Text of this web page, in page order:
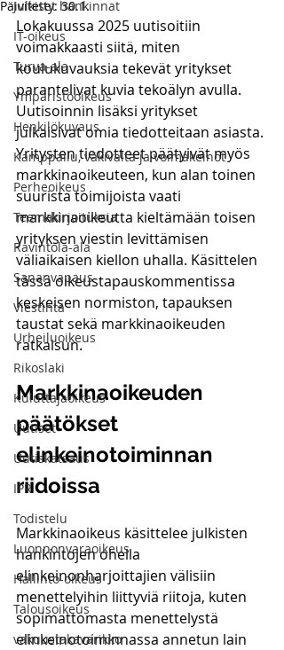
Julkiset hankinnat
IT-oikeus
Turva-ala
Ympäristöoikeus
Henkilökuvaus
Kamppailu, väkivalta ja voimakeinot
Perheoikeus
Teemakirjoituksia
Ravintola-ala
Sananvapaus
Viestintä
Urheiluoikeus
Rikoslaki
Kuluttajaoikeus
Uutiset
Uutiskatsaus
IPR
Todistelu
Luonnonvaraoikeus
Hallinto-oikeus
Talousoikeus
vakuustakavarikko
Päivitetty:30.1.
Lokakuussa 2025 uutisoitiin
voimakkaasti siitä, miten
koulukuvauksia tekevät yritykset
parantelivat kuvia tekoälyn avulla.
Uutisoinnin lisäksi yritykset
julkaisivat omia tiedotteitaan asiasta.
Yritysten tiedotteet päätyivät myös
markkinaoikeuteen, kun alan toinen
suurista toimijoista vaati
markkinaoikeutta kieltämään toisen
yrityksen viestin levittämisen
väliaikaisen kiellon uhalla. Käsittelen
tässä oikeustapauskommentissa
keskeisen normiston, tapauksen
taustat sekä markkinaoikeuden
ratkaisun.
Markkinaoikeuden
päätökset
elinkeinotoiminnan
riidoissa
Markkinaoikeus käsittelee julkisten
hankintojen ohella
elinkeinonharjoittajien välisiin
menettelyihin liittyviä riitoja, kuten
sopimattomasta menettelystä
elinkeinotoiminnassa annetun lain